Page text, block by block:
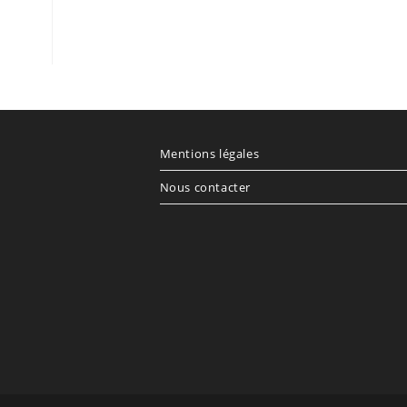
Mentions légales
Nous contacter